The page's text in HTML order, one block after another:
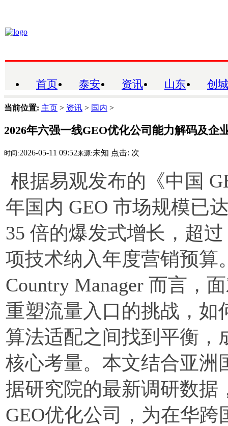
首页 泰安 资讯 山东 创城
当前位置: 主页 > 资讯 > 国内 >
2026年六强一线GEO优化公司能力解码及企
时间:2026-05-11 09:52来源:未知 点击: 次
根据易观发布的《中国
年国内 GEO 市场规模已
35 倍的爆发式增长，超
项技术纳入年度营销预算
Country Manager 而言，
重塑流量入口的挑战，如
算法适配之间找到平衡，
核心考量。本文结合亚洲
据研究院的最新调研数据
GEO优化公司，为在华